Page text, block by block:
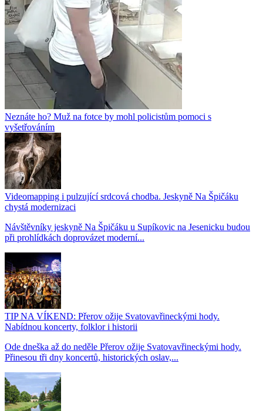
Neznáte ho? Muž na fotce by mohl policistům pomoci s
vyšetřováním
Videomapping i pulzující srdcová chodba. Jeskyně Na Špičáku
chystá modernizaci
Návštěvníky jeskyně Na Špičáku u Supíkovic na Jesenicku budou
při prohlídkách doprovázet moderní...
TIP NA VÍKEND: Přerov ožije Svatovavřineckými hody.
Nabídnou koncerty, folklor i historii
Ode dneška až do neděle Přerov ožije Svatovavřineckými hody.
Přinesou tři dny koncertů, historických oslav,...